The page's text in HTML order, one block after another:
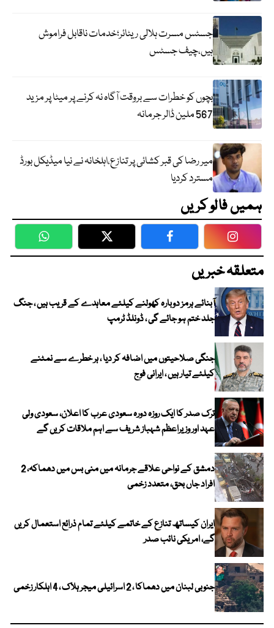
جسٹس مسرت ہلالی ریٹائر؛خدمات ناقابل فراموش
ہیں،چیف جسٹس
بچوں کو خطرات سے بروقت آگاہ نہ کرنے پر میٹا پر مزید
567 ملین ڈالر جرمانہ
میر رضا کی قبر کشائی پر تنازع،اہلخانہ نے نیا میڈیکل بورڈ
مسترد کردیا
ہمیں فالو کریں
WhatsApp Twitter Facebook
متعلقہ خبریں
آبنائے ہرمز دوبارہ کھولنے کیلئے معاہدے کے قریب ہیں ، جنگ
جلد ختم ہو جائے گی ، ڈونلڈ ٹرمپ
جنگی صلاحیتوں میں اضافہ کر دیا ، ہر خطرے سے نمٹنے
کیلئے تیار ہیں ، ایرانی فوج
ترک صدر کا ایک روزہ دورہ سعودی عرب کا اعلان، سعودی ولی
عہد اور وزیراعظم شہباز شریف سے اہم ملاقات کریں گے
دمشق کے نواحی علاقے جرمانہ میں منی بس میں دھماکہ، 2
افراد جاں بحق، متعدد زخمی
ایران کیساتھ تنازع کے خاتمے کیلئے تمام ذرائع استعمال کریں
گے، امریکی نائب صدر
جنوبی لبنان میں دھماکا ، 2 اسرائیلی میجر ہلاک ، 4 اہلکار زخمی